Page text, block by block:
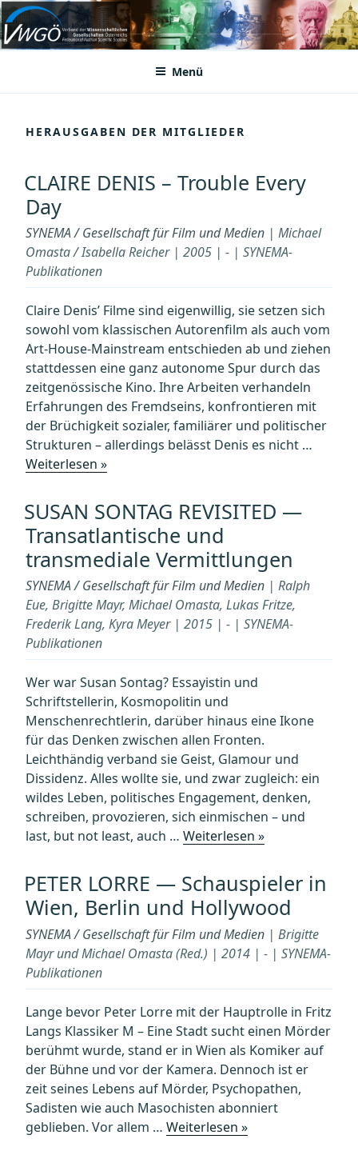
Zum
Inhalt
springenVWGÖ
Federation of Austrian Scientific Societies
Menü
HERAUSGABEN DER MITGLIEDER
CLAIRE DENIS – Trouble Every
Day
SYNEMA / Gesellschaft für Film und Medien | Michael
Omasta / Isabella Reicher | 2005 | - | SYNEMA-
Publikationen
Claire Denis’ Filme sind eigenwillig, sie setzen sich
sowohl vom klassischen Autorenfilm als auch vom
Art-House-Mainstream entschieden ab und ziehen
stattdessen eine ganz autonome Spur durch das
zeitgenössische Kino. Ihre Arbeiten verhandeln
Erfahrungen des Fremdseins, konfrontieren mit
der Brüchigkeit sozialer, familiärer und politischer
Strukturen – allerdings belässt Denis es nicht …
Weiterlesen »„CLAIRE
–
Trouble
Every
Day“
SUSAN SONTAG REVISITED —
Transatlantische und
transmediale Vermittlungen
SYNEMA / Gesellschaft für Film und Medien | Ralph
Eue, Brigitte Mayr, Michael Omasta, Lukas Fritze,
Frederik Lang, Kyra Meyer | 2015 | - | SYNEMA-
Publikationen
Wer war Susan Sontag? Essayistin und
Schriftstellerin, Kosmopolitin und
Menschenrechtlerin, darüber hinaus eine Ikone
für das Denken zwischen allen Fronten.
Leichthändig verband sie Geist, Glamour und
Dissidenz. Alles wollte sie, und zwar zugleich: ein
wildes Leben, politisches Engagement, denken,
schreiben, provozieren, sich einmischen – und
last, but not least, auch … Weiterlesen »„SUSAN
REVISITED
—
und
transmediale
PETER LORRE — Schauspieler in
Wien, Berlin und Hollywood
SYNEMA / Gesellschaft für Film und Medien | Brigitte
Mayr und Michael Omasta (Red.) | 2014 | - | SYNEMA-
Publikationen
Lange bevor Peter Lorre mit der Hauptrolle in Fritz
Langs Klassiker M – Eine Stadt sucht einen Mörder
berühmt wurde, stand er in Wien als Komiker auf
der Bühne und vor der Kamera. Dennoch ist er
zeit seines Lebens auf Mörder, Psychopathen,
Sadisten wie auch Masochisten abonniert
geblieben. Vor allem … Weiterlesen »„PETER